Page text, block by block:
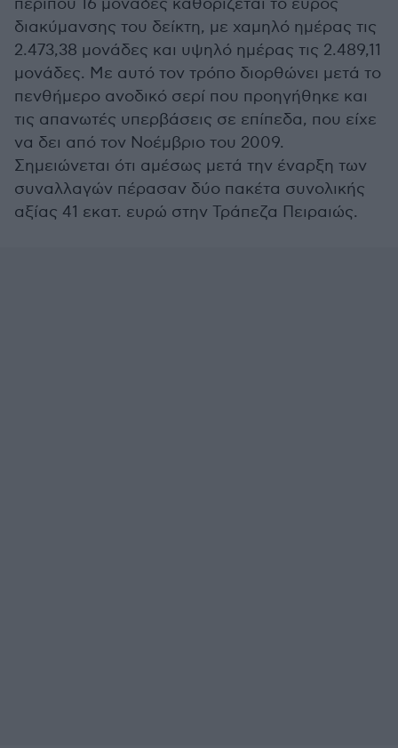
περίπου 16 μονάδες καθορίζεται το εύρος
διακύμανσης του δείκτη, με χαμηλό ημέρας τις
2.473,38 μονάδες και υψηλό ημέρας τις 2.489,11
μονάδες. Με αυτό τον τρόπο διορθώνει μετά το
πενθήμερο ανοδικό σερί που προηγήθηκε και
τις απανωτές υπερβάσεις σε επίπεδα, που είχε
να δει από τον Νοέμβριο του 2009.
Σημειώνεται ότι αμέσως μετά την έναρξη των
συναλλαγών πέρασαν δύο πακέτα συνολικής
αξίας 41 εκατ. ευρώ στην Τράπεζα Πειραιώς.